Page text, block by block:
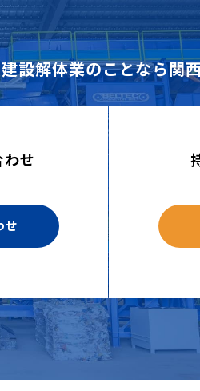
設解体業のことなら関
せ
せ